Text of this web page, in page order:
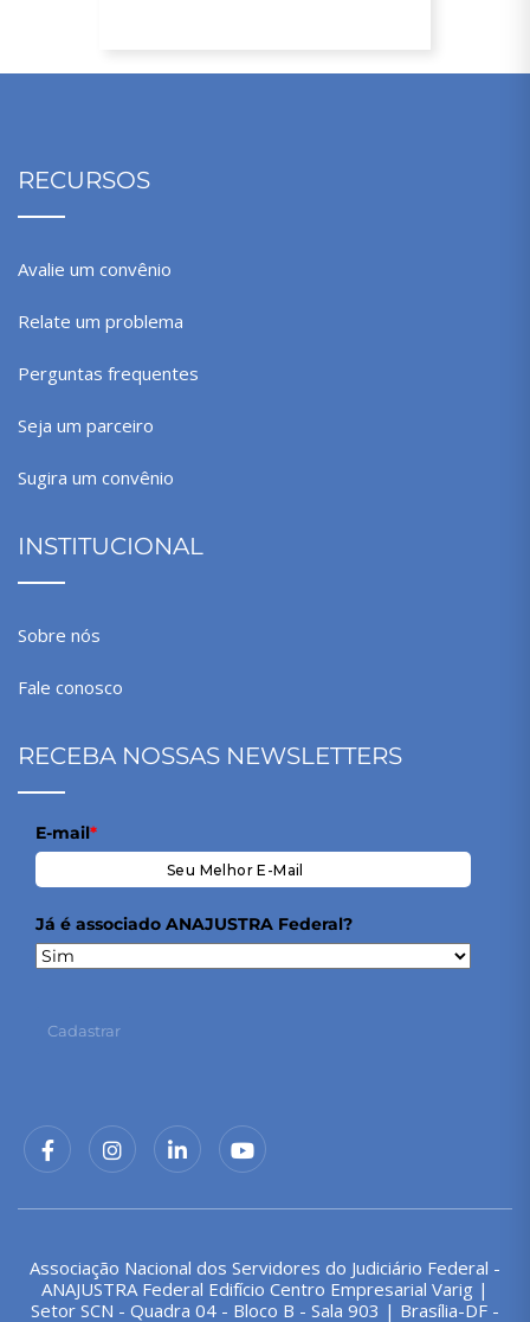
RECURSOS
Avalie um convênio
Relate um problema
Perguntas frequentes
Seja um parceiro
Sugira um convênio
INSTITUCIONAL
Sobre nós
Fale conosco
RECEBA NOSSAS NEWSLETTERS
E-mail*
Já é associado ANAJUSTRA Federal?
Cadastrar
Associação Nacional dos Servidores do Judiciário Federal -
ANAJUSTRA Federal Edifício Centro Empresarial Varig |
Setor SCN - Quadra 04 - Bloco B - Sala 903 | Brasília-DF -